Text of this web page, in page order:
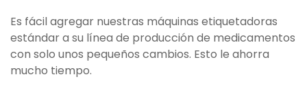
Es fácil agregar nuestras máquinas etiquetadoras
estándar a su línea de producción de medicamentos
con solo unos pequeños cambios. Esto le ahorra
mucho tiempo.